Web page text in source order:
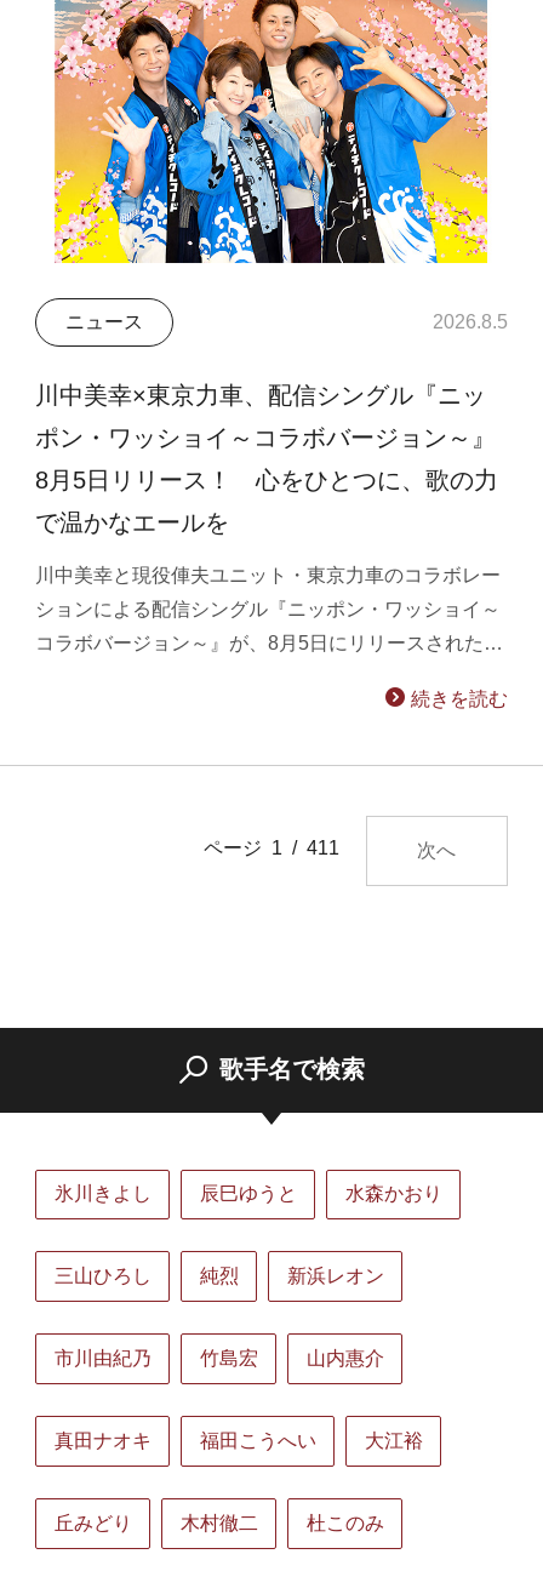
ニュース 2026.8.5
川中美幸×東京力車、配信シングル『ニッ
ポン・ワッショイ～コラボバージョン～』
8月5日リリース！ 心をひとつに、歌の力
で温かなエールを
川中美幸と現役俥夫ユニット・東京力車のコラボレー
ションによる配信シングル『ニッポン・ワッショイ～
コラボバージョン～』が、8月5日にリリースされた…
続きを読む
ページ 1 / 411 次へ
歌手名で検索
氷川きよし 辰巳ゆうと 水森かおり
三山ひろし 純烈 新浜レオン
市川由紀乃 竹島宏 山内惠介
真田ナオキ 福田こうへい 大江裕
丘みどり 木村徹二 杜このみ